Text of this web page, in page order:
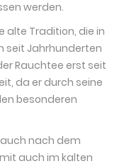
werden.
alte Tradition, die in
seit Jahrhunderten
Rauchtee erst seit
da er durch seine
besonderen
nach dem
auch im kalten